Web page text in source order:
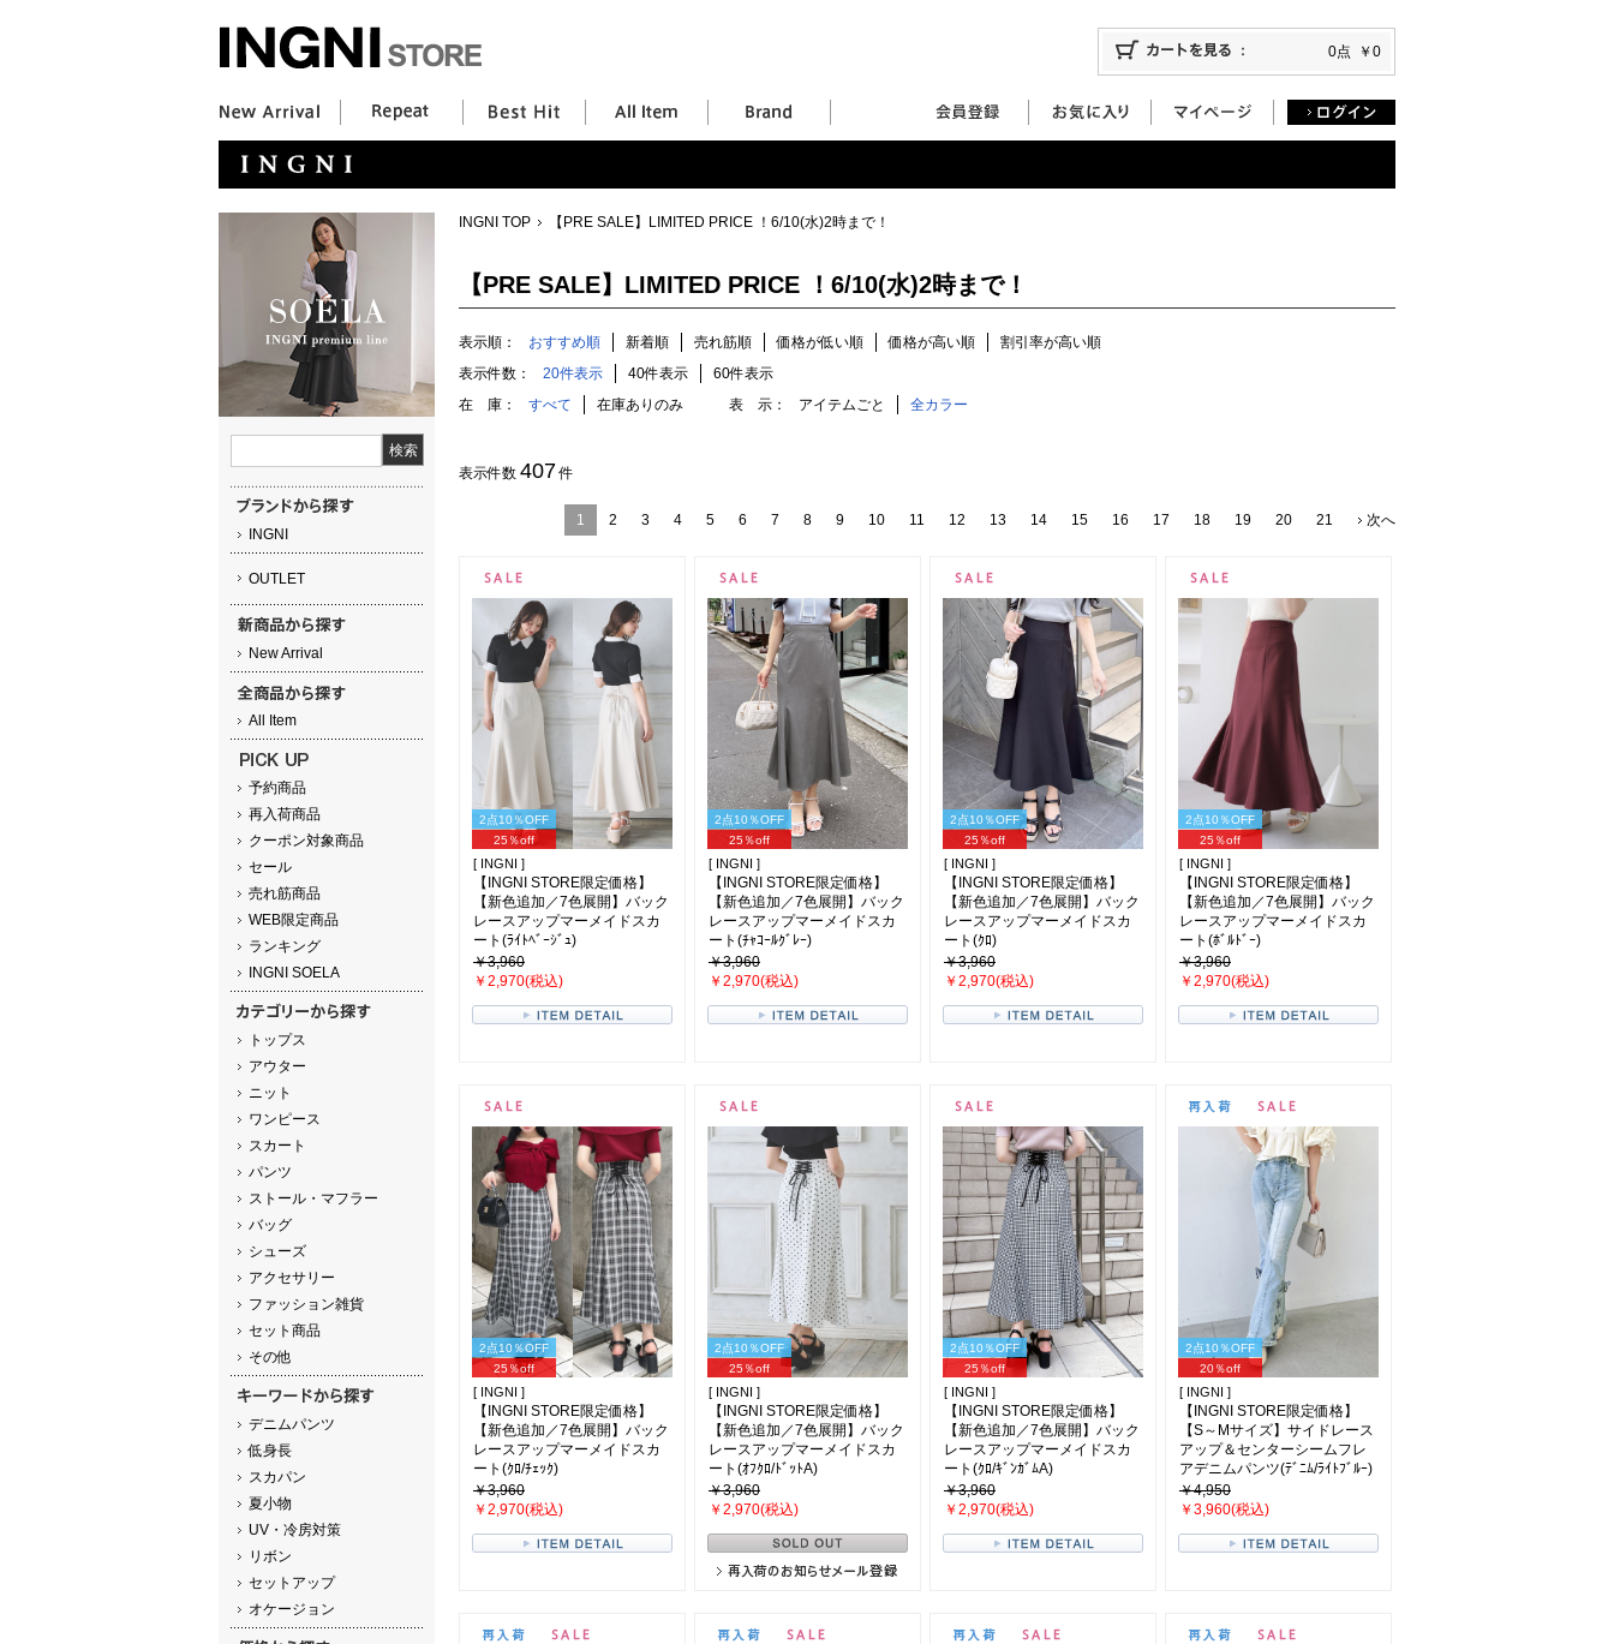
0点 ￥0
INGNI
OUTLET
New Arrival
All Item
予約商品
再入荷商品
クーポン対象商品
セール
売れ筋商品
WEB限定商品
ランキング
INGNI SOELA
トップス
アウター
ニット
ワンピース
スカート
パンツ
ストール・マフラー
バッグ
シューズ
アクセサリー
ファッション雑貨
セット商品
その他
デニムパンツ
低身長
スカパン
夏小物
UV・冷房対策
リボン
セットアップ
オケージョン
INGNI TOP 【PRE SALE】LIMITED PRICE ！6/10(水)2時まで！
【PRE SALE】LIMITED PRICE ！6/10(水)2時まで！
表示順： おすすめ順 新着順 売れ筋順 価格が低い順 価格が高い順
割引率が高い順
表示件数：
20件表示 40件表示
60件表示
在 庫：
すべて 在庫ありのみ 表 示： アイテムごと 全カラー
表示件数 407 件
1 2 3 4 5 6 7 8 9 10 11 12 13 14 15 16 17 18 19 20 21 次へ
2点10％OFF
25％off
[ INGNI ]
【INGNI STORE限定価格】
【新色追加／7色展開】バック
レースアップマーメイドスカ
ート(ﾗｲﾄﾍﾞｰｼﾞｭ)
￥3,960
￥2,970(税込)
2点10％OFF
25％off
[ INGNI ]
【INGNI STORE限定価格】
【新色追加／7色展開】バック
レースアップマーメイドスカ
ート(ﾁｬｺｰﾙｸﾞﾚｰ)
￥3,960
￥2,970(税込)
2点10％OFF
25％off
[ INGNI ]
【INGNI STORE限定価格】
【新色追加／7色展開】バック
レースアップマーメイドスカ
ート(ｸﾛ)
￥3,960
￥2,970(税込)
2点10％OFF
25％off
[ INGNI ]
【INGNI STORE限定価格】
【新色追加／7色展開】バック
レースアップマーメイドスカ
ート(ﾎﾞﾙﾄﾞｰ)
￥3,960
￥2,970(税込)
2点10％OFF
25％off
[ INGNI ]
【INGNI STORE限定価格】
【新色追加／7色展開】バック
レースアップマーメイドスカ
ート(ｸﾛ/ﾁｪｯｸ)
￥3,960
￥2,970(税込)
2点10％OFF
25％off
[ INGNI ]
【INGNI STORE限定価格】
【新色追加／7色展開】バック
レースアップマーメイドスカ
ート(ｵﾌｸﾛ/ﾄﾞｯﾄA)
￥3,960
￥2,970(税込)
2点10％OFF
25％off
[ INGNI ]
【INGNI STORE限定価格】
【新色追加／7色展開】バック
レースアップマーメイドスカ
ート(ｸﾛ/ｷﾞﾝｶﾞﾑA)
￥3,960
￥2,970(税込)
2点10％OFF
20％off
[ INGNI ]
【INGNI STORE限定価格】
【S～Mサイズ】サイドレース
アップ＆センターシームフレ
アデニムパンツ(ﾃﾞﾆﾑ/ﾗｲﾄﾌﾞﾙｰ)
￥4,950
￥3,960(税込)